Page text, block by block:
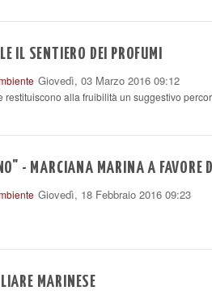
IL SENTIERO DEI PROFUMI
Giovedì, 03 Marzo 2016 09:12
restituiscono alla fruibilità un suggestivo
- MARCIANA MARINA A FAVORE
Giovedì, 18 Febbraio 2016 09:23
MARINESE